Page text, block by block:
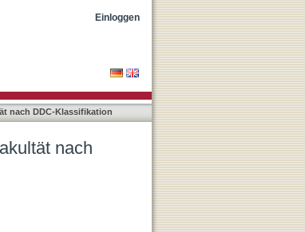
Einloggen
nach DDC-Klassifikation
nach